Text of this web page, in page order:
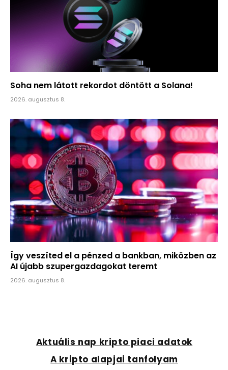
Soha nem látott rekordot döntött a Solana!
2026. augusztus 8.
Így veszíted el a pénzed a bankban, miközben az
AI újabb szupergazdagokat teremt
2026. augusztus 8.
Aktuális nap kripto piaci adatok
A kripto alapjai tanfolyam